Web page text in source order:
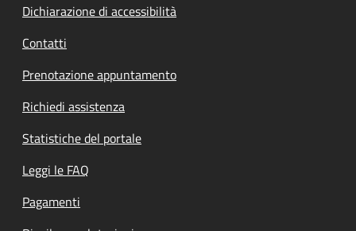
Dichiarazione di accessibilità
Contatti
Prenotazione appuntamento
Richiedi assistenza
Statistiche del portale
Leggi le FAQ
Pagamenti